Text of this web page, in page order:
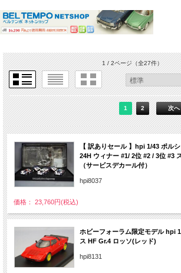
1 / 2ページ（全27件）
1 2 次へ
【 訳ありセール 】hpi 1/43 ポル
24H ウィナー #1/ 2位 #2 / 3位 #3
（サービスデカール付）
hpi8037
価格： 23,760円(税込)
ホビーフォーラム限定モデル hpi
ス HF Gr.4 ロッソ(レッド)
hpi8131